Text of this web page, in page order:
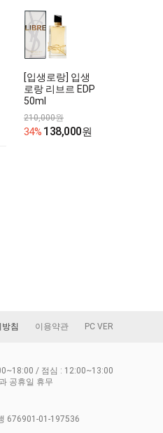
[입생로랑] 입생
로랑 리브르 EDP
50ml
210,000원
34% 138,000원
침 이용약관 PC VER
/ 점심 : 12:00~13:00
공휴일 휴무
676901-01-197536